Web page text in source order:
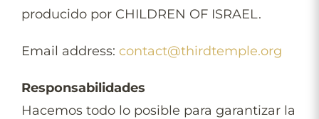
producido por CHILDREN OF ISRAEL.
Email address: contact@thirdtemple.org
Responsabilidades
Hacemos todo lo posible para garantizar la